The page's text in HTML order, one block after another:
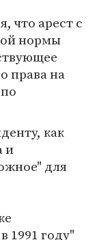
что арест с
нормы
права на
как
и
для
1991 году"